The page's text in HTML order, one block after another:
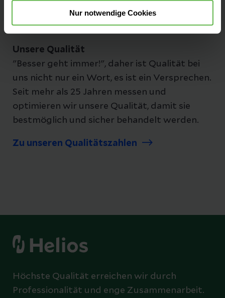
Nur notwendige Cookies
Unsere Qualität
"Besser geht immer!", daher ist Qualität bei
uns nicht nur ein Wort, es ist ein Versprechen.
Seit mehr als 25 Jahren messen und
optimieren wir unsere Qualität, damit sie
bestmöglich und sicher behandelt werden.
Zu unseren Qualitätszahlen
Höchste Qualität erreichen wir durch
Professionalität und enge Zusammenarbeit.